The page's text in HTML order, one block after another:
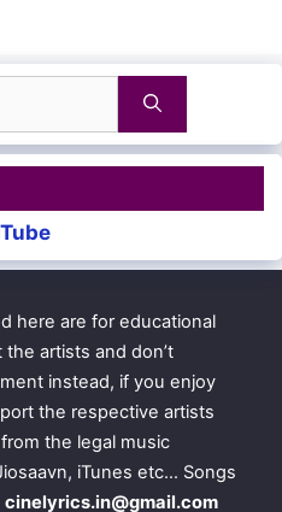
here are for educational
artists and don’t
instead, if you enjoy
the respective artists
the legal music
iTunes etc… Songs
cinelyrics.in@gmail.com